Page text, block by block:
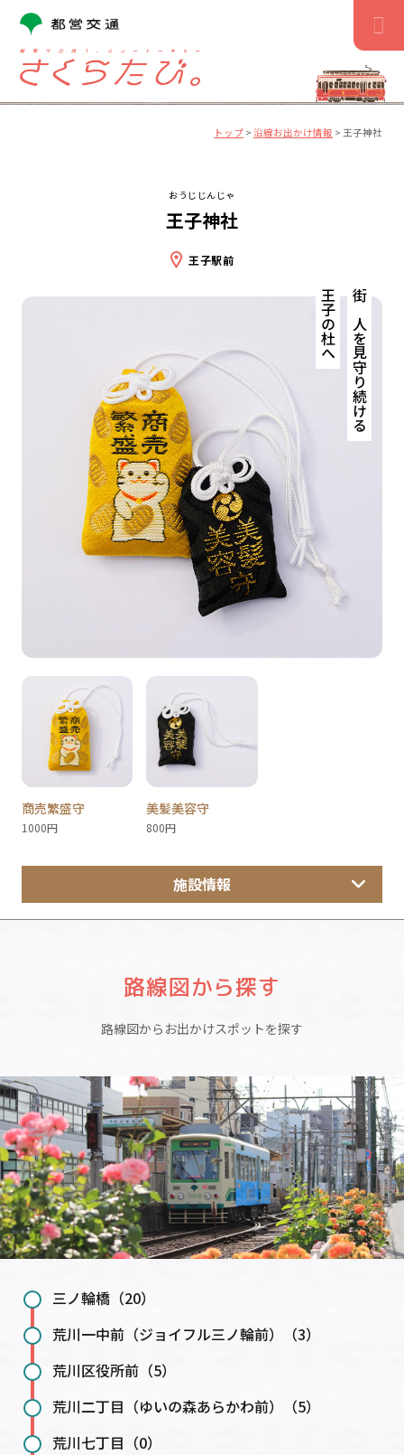
へ
トップ > 沿線お出かけ情報 > 王子神社
おうじじんじゃ
王子神社
王子駅前
街と人を見守り続ける
王子の杜へ
商売繁盛守
1000円
美髪美容守
800円
施設情報
路線図から探す
路線図からお出かけスポットを探す
三ノ輪橋（20）
荒川一中前（ジョイフル三ノ輪前）（3）
荒川区役所前（5）
荒川二丁目（ゆいの森あらかわ前）（5）
荒川七丁目（0）